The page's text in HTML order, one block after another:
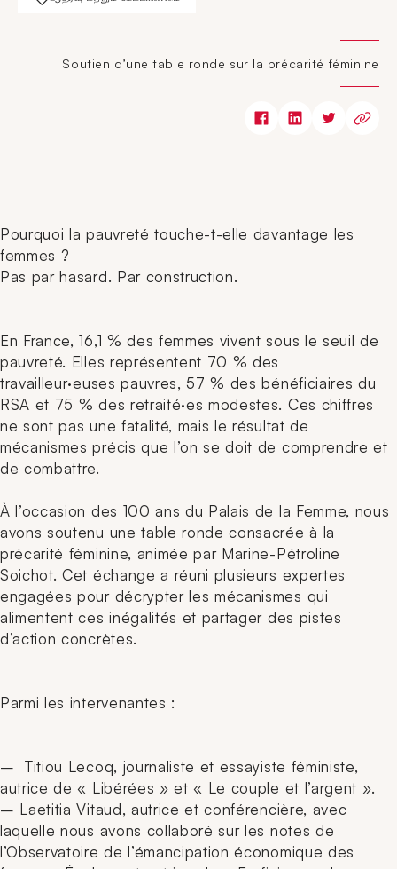
Soutien d’une table ronde sur la précarité féminine
Pourquoi la pauvreté touche-t-elle davantage les
femmes ?
Pas par hasard. Par construction.
En France, 16,1 % des femmes vivent sous le seuil de
pauvreté. Elles représentent 70 % des
travailleur·euses pauvres, 57 % des bénéficiaires du
RSA et 75 % des retraité·es modestes. Ces chiffres
ne sont pas une fatalité, mais le résultat de
mécanismes précis que l’on se doit de comprendre et
de combattre.
À l’occasion des 100 ans du Palais de la Femme, nous
avons soutenu une table ronde consacrée à la
précarité féminine, animée par Marine-Pétroline
Soichot. Cet échange a réuni plusieurs expertes
engagées pour décrypter les mécanismes qui
alimentent ces inégalités et partager des pistes
d’action concrètes.
Parmi les intervenantes :
– Titiou Lecoq, journaliste et essayiste féministe,
autrice de « Libérées » et « Le couple et l’argent ».
– Laetitia Vitaud, autrice et conférencière, avec
laquelle nous avons collaboré sur les notes de
l’Observatoire de l’émancipation économique des